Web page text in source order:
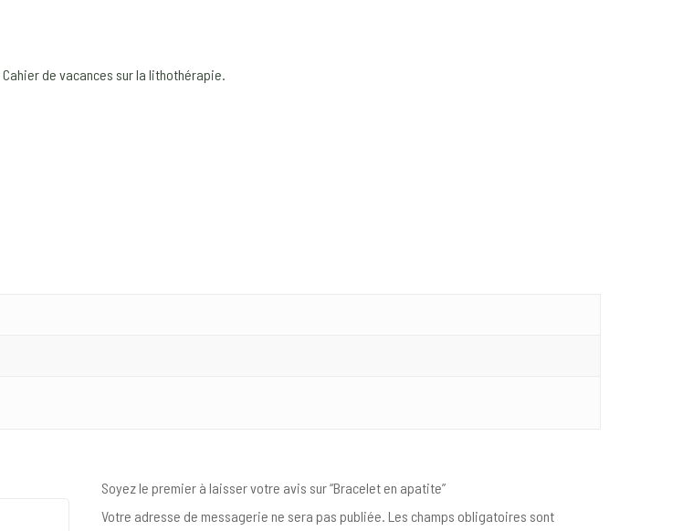
Cahier de vacances sur la lithothérapie.
Soyez le premier à laisser votre avis sur “Bracelet en apatite”
Votre adresse de messagerie ne sera pas publiée. Les champs obligatoires sont